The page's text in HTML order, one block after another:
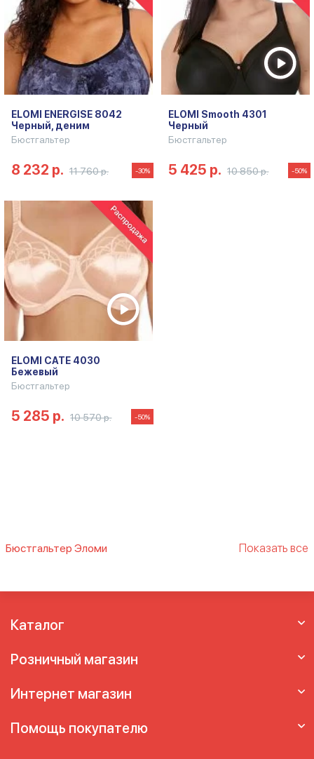
ELOMI ENERGISE 8042
Черный, деним
Бюстгальтер
8 232 р. 11 760 р. -30%
ELOMI Smooth 4301
Черный
Бюстгальтер
5 425 р. 10 850 р. -50%
ELOMI CATE 4030
Бежевый
Бюстгальтер
5 285 р. 10 570 р. -50%
Бюстгальтер Эломи
Показать все
Каталог
Розничный магазин
Интернет магазин
Помощь покупателю